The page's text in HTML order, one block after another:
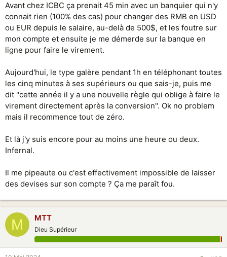
Avant chez ICBC ça prenait 45 min avec un banquier qui n'y
connait rien (100% des cas) pour changer des RMB en USD
ou EUR depuis le salaire, au-delà de 500$, et les foutre sur
mon compte et ensuite je me démerde sur la banque en
ligne pour faire le virement.
Aujourd'hui, le type galère pendant 1h en téléphonant toutes
les cinq minutes à ses supérieurs ou que sais-je, puis me
dit "cette année il y a une nouvelle règle qui oblige à faire le
virement directement après la conversion". Ok no problem
mais il recommence tout de zéro.
Et là j'y suis encore pour au moins une heure ou deux.
Infernal.
Il me pipeaute ou c'est effectivement impossible de laisser
des devises sur son compte ? Ça me paraît fou.
M MTT
Dieu Supérieur